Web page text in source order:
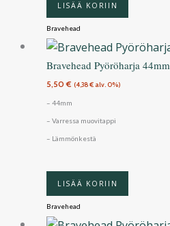
LISÄÄ KORIIN
Bravehead
Bravehead Pyöröharja 44mm
5,50€ (4,38€ alv. 0%)
– 44mm
– Varressa muovitappi
– Lämmönkestä
LISÄÄ KORIIN
Bravehead